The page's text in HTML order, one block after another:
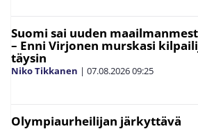
Suomi sai uuden
– Enni Virjonen murskasi
täysin
Niko Tikkanen | 07.08.202609:25
Olympiaurheilijan järkyttävä